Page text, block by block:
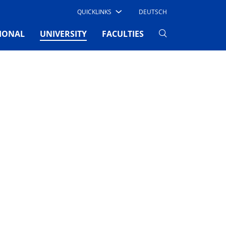
QUICKLINKS DEUTSCH
UNIVERSITY(CURRENT)
FACULTIES